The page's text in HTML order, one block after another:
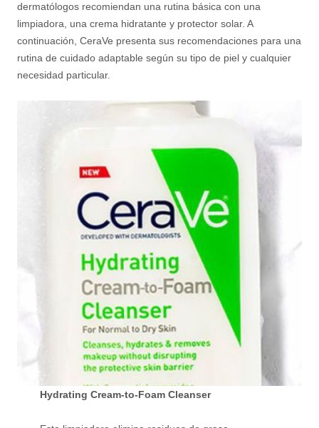
dermatólogos recomiendan una rutina básica con una
limpiadora, una crema hidratante y protector solar. A
continuación, CeraVe presenta sus recomendaciones para una
rutina de cuidado adaptable según su tipo de piel y cualquier
necesidad particular.
Hydrating Cream-to-Foam Cleanser